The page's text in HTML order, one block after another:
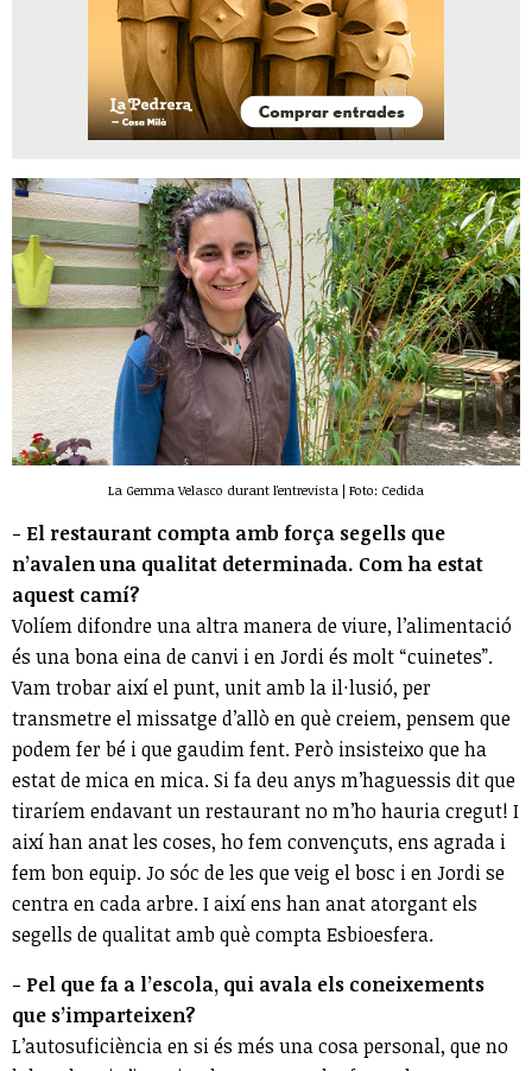
La Gemma Velasco durant l'entrevista | Foto: Cedida
- El restaurant compta amb força segells que
n’avalen una qualitat determinada. Com ha estat
aquest camí?
Volíem difondre una altra manera de viure, l’alimentació
és una bona eina de canvi i en Jordi és molt “cuinetes”.
Vam trobar així el punt, unit amb la il·lusió, per
transmetre el missatge d’allò en què creiem, pensem que
podem fer bé i que gaudim fent. Però insisteixo que ha
estat de mica en mica. Si fa deu anys m’haguessis dit que
tiraríem endavant un restaurant no m’ho hauria cregut! I
així han anat les coses, ho fem convençuts, ens agrada i
fem bon equip. Jo sóc de les que veig el bosc i en Jordi se
centra en cada arbre. I així ens han anat atorgant els
segells de qualitat amb què compta Esbioesfera.
- Pel que fa a l’escola, qui avala els coneixements
que s’imparteixen?
L’autosuficiència en si és més una cosa personal, que no